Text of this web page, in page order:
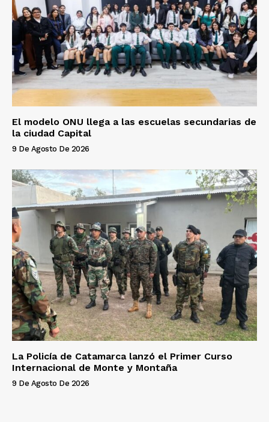
El modelo ONU llega a las escuelas secundarias de
la ciudad Capital
9 De Agosto De 2026
La Policía de Catamarca lanzó el Primer Curso
Internacional de Monte y Montaña
9 De Agosto De 2026